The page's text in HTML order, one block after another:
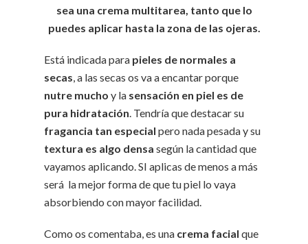
sea una crema multitarea, tanto que lo
puedes aplicar hasta la zona de las ojeras.
Está indicada para pieles de normales a
secas, a las secas os va a encantar porque
nutre mucho y la sensación en piel es de
pura hidratación. Tendría que destacar su
fragancia tan especial pero nada pesada y su
textura es algo densa según la cantidad que
vayamos aplicando. SI aplicas de menos a más
será la mejor forma de que tu piel lo vaya
absorbiendo con mayor facilidad.
Como os comentaba, es una crema facial que